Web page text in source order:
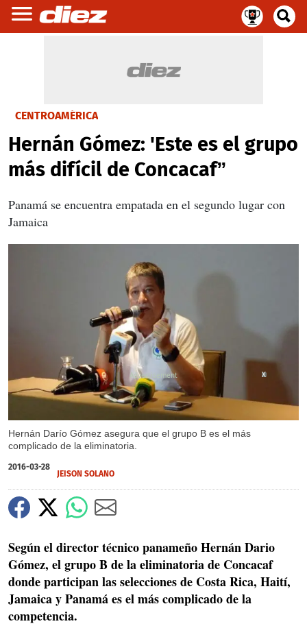
CENTROAMÉRICA
Hernán Gómez: 'Este es el grupo
más difícil de Concacaf”
Panamá se encuentra empatada en el segundo lugar con
Jamaica
Hernán Darío Gómez asegura que el grupo B es el más
complicado de la eliminatoria.
X
2016-03-28
JEISON SOLANO
Según el director técnico panameño Hernán Dario
Gómez, el grupo B de la eliminatoria de Concacaf
donde participan las selecciones de Costa Rica, Haití,
Jamaica y Panamá es el más complicado de la
competencia.